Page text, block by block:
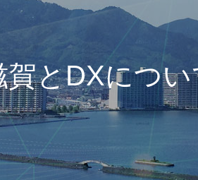
DXについての